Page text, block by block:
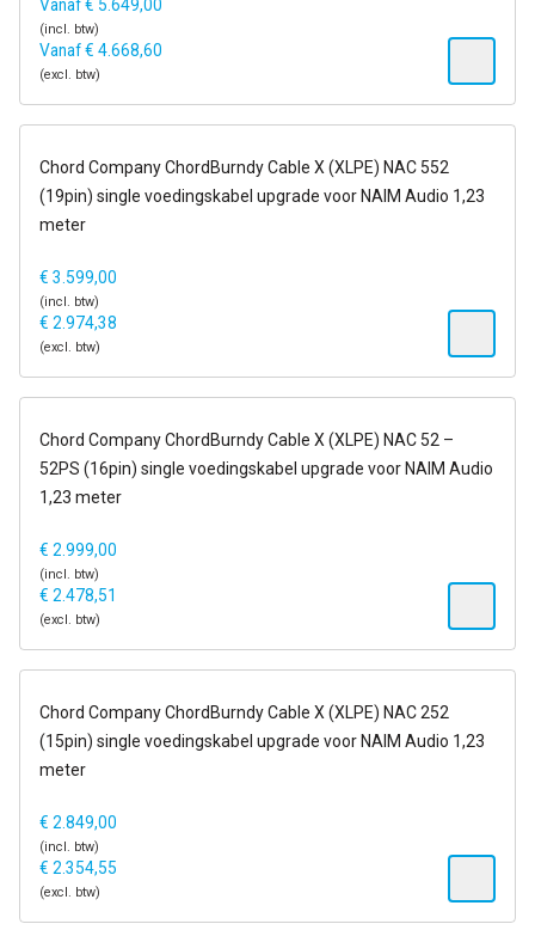
Vanaf€ 5.649,00
(incl. btw)
Vanaf€ 4.668,60
(excl. btw)
14-21 dagen
Chord Company ChordBurndy Cable X (XLPE) NAC 552
(19pin) single voedingskabel upgrade voor NAIM Audio 1,23
meter
€ 3.599,00
(incl. btw)
€ 2.974,38
(excl. btw)
14-21 dagen
Chord Company ChordBurndy Cable X (XLPE) NAC 52 –
52PS (16pin) single voedingskabel upgrade voor NAIM Audio
1,23 meter
€ 2.999,00
(incl. btw)
€ 2.478,51
(excl. btw)
14-21 dagen
Chord Company ChordBurndy Cable X (XLPE) NAC 252
(15pin) single voedingskabel upgrade voor NAIM Audio 1,23
meter
€ 2.849,00
(incl. btw)
€ 2.354,55
(excl. btw)